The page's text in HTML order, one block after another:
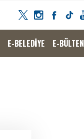
E-BELEDİYE E-BÜLTEN